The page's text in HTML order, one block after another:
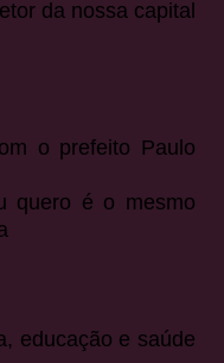
da nossa capital
o prefeito Paulo
quero é o mesmo
educação e saúde